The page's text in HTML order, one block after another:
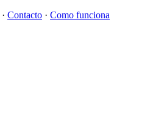
· Contacto · Como funciona